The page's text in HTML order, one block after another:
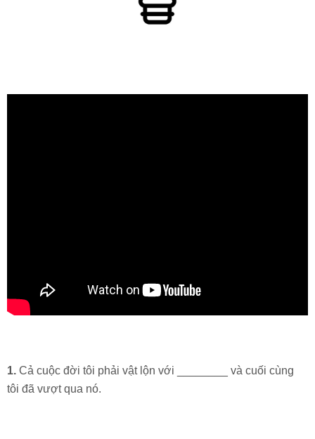
1. Cả cuộc đời tôi phải vật lộn với ________ và cuối cùng
tôi đã vượt qua nó.